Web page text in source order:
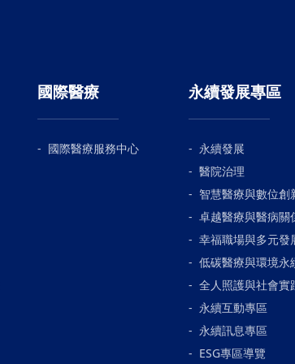
國際醫療
國際醫療服務中心
永續發展專區
永續發展
醫院治理
智慧醫療與數位創
卓越醫療與醫病關
幸福職場與多元發
低碳醫療與環境永
全人照護與社會實
永續互動專區
永續訊息專區
ESG專區導覽